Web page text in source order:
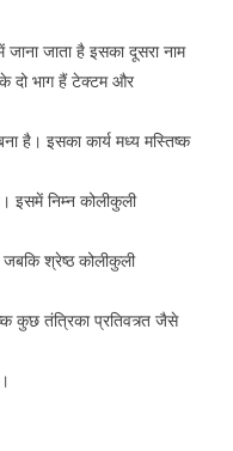
जाता है इसका दूसरा नाम
भाग हैं टेक्टम और
है। इसका कार्य मध्य मस्तिष्क
इसमें निम्न कोलीकुली
श्रेष्ठ कोलीकुली
कुछ तंत्रिका प्रतिवत्र्त जैसे